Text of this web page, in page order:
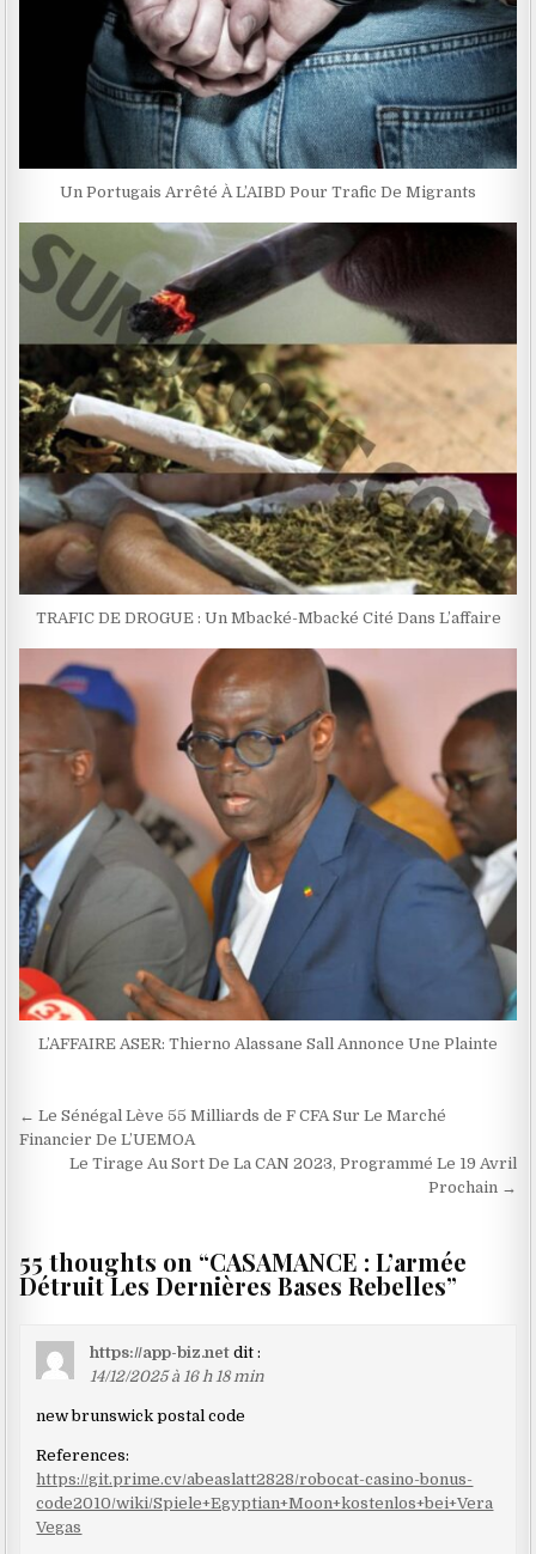
Un Portugais Arrêté À L’AIBD Pour Trafic De Migrants
TRAFIC DE DROGUE : Un Mbacké-Mbacké Cité Dans L’affaire
L’AFFAIRE ASER: Thierno Alassane Sall Annonce Une Plainte
Navigation
de
l’article
← Le Sénégal Lève 55 Milliards de F CFA Sur Le Marché
Financier De L’UEMOA
Le Tirage Au Sort De La CAN 2023, Programmé Le 19 Avril
Prochain →
55 thoughts on “CASAMANCE : L’armée
Détruit Les Dernières Bases Rebelles”
https://app-biz.net dit :
14/12/2025 à 16 h 18 min
new brunswick postal code
References:
https://git.prime.cv/abeaslatt2828/robocat-casino-bonus-
code2010/wiki/Spiele+Egyptian+Moon+kostenlos+bei+Vera
Vegas